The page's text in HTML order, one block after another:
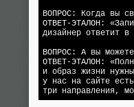
ВОПРОС: Когда вы
ОТВЕТ-ЭТАЛОН:
дизайнер ответит
ВОПРОС: А вы
ОТВЕТ-ЭТАЛОН:
и образ жизни
у нас на сайте